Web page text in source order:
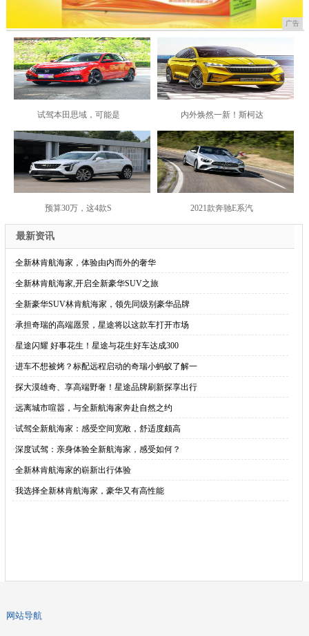
广告
试驾本田思域，可能是 内外焕然一新！斯柯达
预算30万，这4款S 2021款奔驰E系汽
最新资讯
·全新林肯航海家，体验由内而外的奢华
·全新林肯航海家,开启全新豪华SUV之旅
·全新豪华SUV林肯航海家，领先同级别豪华品牌
·承担奇瑞的高端愿景，星途将以这款车打开市场
·星途闪耀 好事花生！星途与花生好车达成300
·进车不想被烤？标配远程启动的奇瑞小蚂蚁了解一
·探大漠雄奇、享高端野奢！星途品牌刷新探享出行
·远离城市喧嚣，与全新航海家奔赴自然之约
·试驾全新航海家：感受空间宽敞，舒适度颇高
·深度试驾：亲身体验全新航海家，感受如何？
·全新林肯航海家的崭新出行体验
·我选择全新林肯航海家，豪华又有高性能
网站导航